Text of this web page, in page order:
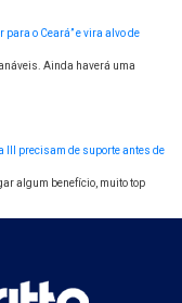
o Ceará” e vira alvo de
Ainda haverá uma
precisam de suporte antes de
algum benefício, muito top